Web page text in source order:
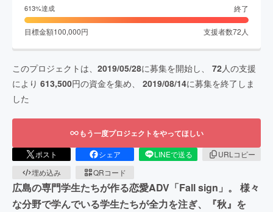
613%達成 終了
目標金額100,000円 支援者数72 人
このプロジェクトは、 2019/05/28に募集を開始し、 72人の支援
により 613,500円の資金を集め、 2019/08/14に募集を終了しま
した
もう一度プロジェクトをやってほしい
ポスト シェア LINEで送る
URLコピー
埋め込み
QRコード
広島の専門学生たちが作る恋愛ADV「Fall sign」。 様々
な分野で学んでいる学生たちが全力を注ぎ、『秋』を